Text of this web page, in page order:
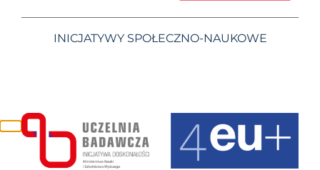
INICJATYWY SPOŁECZNO-NAUKOWE